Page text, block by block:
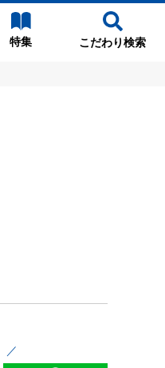
特集 こだわり検索